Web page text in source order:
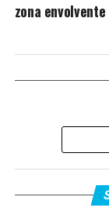
zona